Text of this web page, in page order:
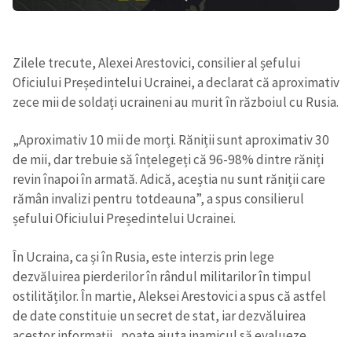
Zilele trecute, Alexei Arestovici, consilier al șefului
Oficiului Președintelui Ucrainei, a declarat că aproximativ
zece mii de soldați ucraineni au murit în războiul cu Rusia.
„Aproximativ 10 mii de morți. Răniții sunt aproximativ 30
de mii, dar trebuie să înțelegeți că 96-98% dintre răniți
revin înapoi în armată. Adică, aceștia nu sunt răniții care
rămân invalizi pentru totdeauna”, a spus consilierul
șefului Oficiului Președintelui Ucrainei.
În Ucraina, ca și în Rusia, este interzis prin lege
dezvăluirea pierderilor în rândul militarilor în timpul
ostilităților. În martie, Aleksei Arestovici a spus că astfel
de date constituie un secret de stat, iar dezvăluirea